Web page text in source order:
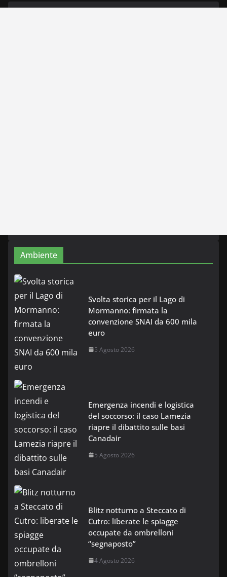
Ambiente
Svolta storica per il Lago di
Mormanno: firmata la
convenzione SNAI da 600 mila
euro
5 Agosto 2026
Emergenza incendi e logistica
del soccorso: il caso Lamezia
riapre il dibattito sulle basi
Canadair
5 Agosto 2026
Blitz notturno a Steccato di
Cutro: liberate le spiagge
occupate da ombrelloni
“segnaposto”
4 Agosto 2026